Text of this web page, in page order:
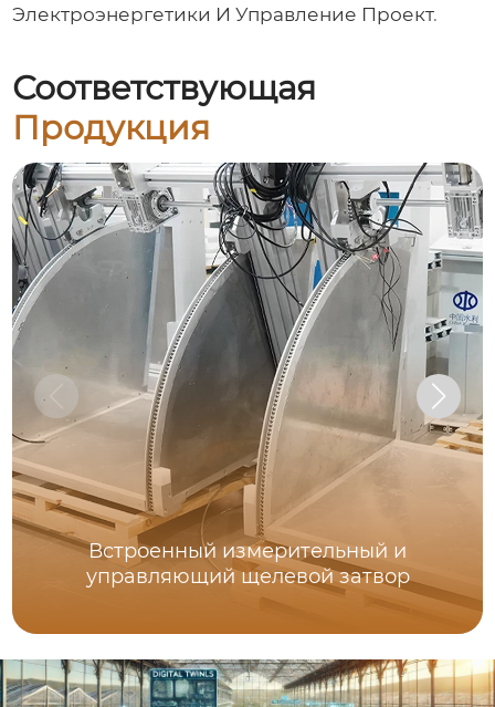
Электроэнергетики И Управление Проект.
Соответствующая
Продукция
Встроенный измерительный и
управляющий щелевой затвор